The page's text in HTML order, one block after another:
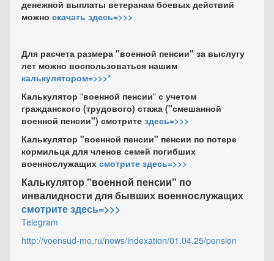
денежной выплаты ветеранам боевых действий
можно скачать здесь=>>>
Для расчета размера "военной пенсии" за выслугу
лет можно воспользоваться нашим
калькулятором=>>>*
Калькулятор "военной пенсии" с учетом
гражданского (трудового) стажа ("смешанной
военной пенсии") смотрите здесь=>>>
Калькулятор "военной пенсии" пенсии по потере
кормильца для членов семей погибших
военнослужащих смотрите здесь=>>>
Калькулятор "военной пенсии" по
инвалидности для бывших военнослужащих
смотрите здесь=>>>
Telegram
http://voensud-mo.ru/news/indexation/01.04.25/pension